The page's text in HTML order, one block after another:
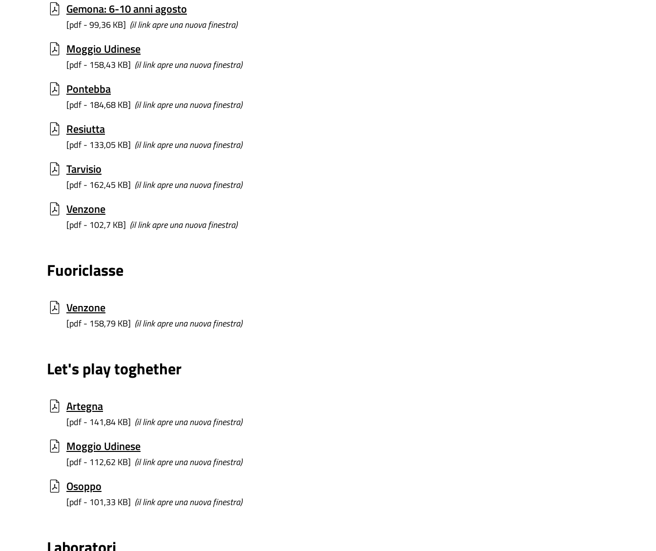
Gemona: 6-10 anni agosto
[pdf - 99,36 KB] (il link apre una nuova finestra)
Moggio Udinese
[pdf - 158,43 KB] (il link apre una nuova finestra)
Pontebba
[pdf - 184,68 KB] (il link apre una nuova finestra)
Resiutta
[pdf - 133,05 KB] (il link apre una nuova finestra)
Tarvisio
[pdf - 162,45 KB] (il link apre una nuova finestra)
Venzone
[pdf - 102,7 KB] (il link apre una nuova finestra)
Fuoriclasse
Venzone
[pdf - 158,79 KB] (il link apre una nuova finestra)
Let's play toghether
Artegna
[pdf - 141,84 KB] (il link apre una nuova finestra)
Moggio Udinese
[pdf - 112,62 KB] (il link apre una nuova finestra)
Osoppo
[pdf - 101,33 KB] (il link apre una nuova finestra)